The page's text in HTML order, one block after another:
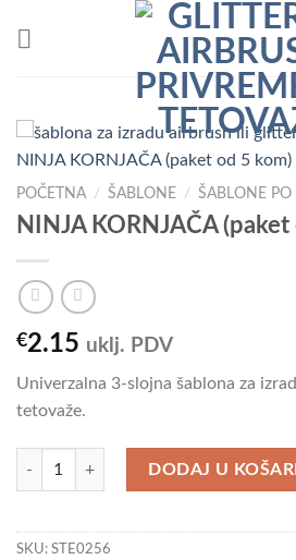
POČETNA / ŠABLONE / ŠABLONE
NINJA KORNJAČA
€2.15 uklj. PDV
Univerzalna 3-slojna šablona za
tetovaže.
NINJA KORNJAČA (paket od 5 kom)
DODAJ U
SKU: STE0256